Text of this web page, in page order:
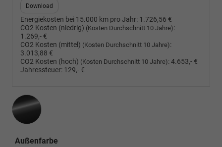
Download
Energiekosten bei 15.000 km pro Jahr: 1.726,56 €
CO2 Kosten (niedrig) (Kosten Durchschnitt 10 Jahre):
1.269,- €
CO2 Kosten (mittel) (Kosten Durchschnitt 10 Jahre):
3.013,88 €
CO2 Kosten (hoch) (Kosten Durchschnitt 10 Jahre):4.653,- €
Jahressteuer: 129,- €
Außenfarbe